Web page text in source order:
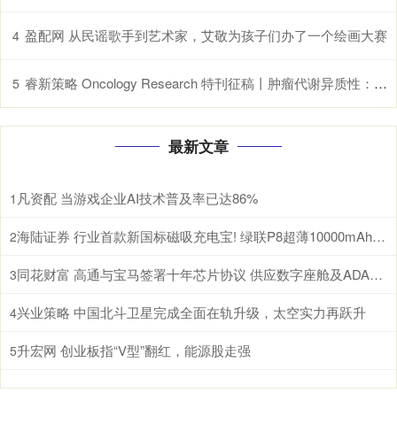
4 盈配网 从民谣歌手到艺术家，艾敬为孩子们办了一个绘画大赛
5 睿新策略 Oncology Research 特刊征稿丨肿瘤代谢异质性：机制、生物标志物与治疗意义_研究
最新文章
1 凡资配 当游戏企业AI技术普及率已达86%
2 海陆证券 行业首款新国标磁吸充电宝! 绿联P8超薄10000mAh磁吸移动电源开启预约
3 同花财富 高通与宝马签署十年芯片协议 供应数字座舱及ADAS计算芯片
4兴业策略 中国北斗卫星完成全面在轨升级，太空实力再跃升
5升宏网 创业板指“V型”翻红，能源股走强